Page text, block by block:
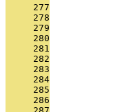
     277
     278
     279
     280
     281
     282
     283
     284
     285
     286